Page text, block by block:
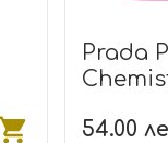
Prada
54.00